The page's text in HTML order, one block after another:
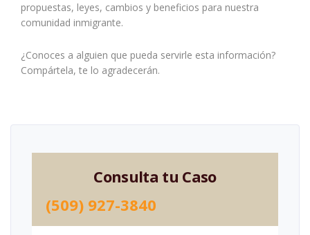
propuestas, leyes, cambios y beneficios para nuestra
comunidad inmigrante.
¿Conoces a alguien que pueda servirle esta información?
Compártela, te lo agradecerán.
Consulta tu Caso
(509) 927-3840